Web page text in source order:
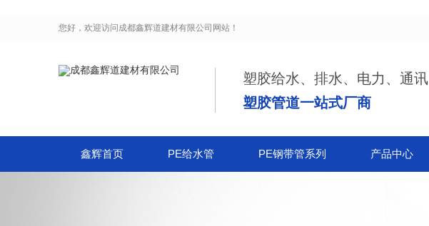
您好，欢迎访问 成都鑫辉道建材有限公司 网站！
塑胶给水、排水、电力、通讯
塑胶管道一站式厂商
鑫辉首页 PE给水管 PE钢带管系列 产品中心